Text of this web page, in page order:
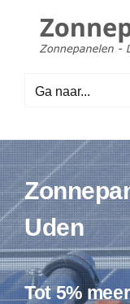
inhoud
Ga naar...
Uden
Tot 5%